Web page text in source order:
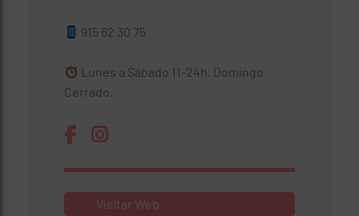
915 62 30 75
Lunes a Sábado 11-24h. Domingo
Cerrado.
Visitar Web